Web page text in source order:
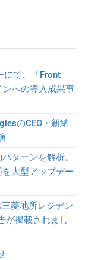
にて、「Front
への導入成果事
のCEO・新納
ターンを解析。
大型アップデー
菱地所レジデン
が掲載されまし